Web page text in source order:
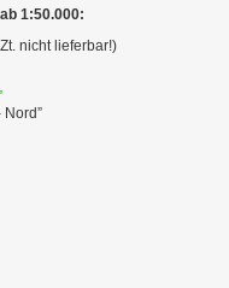
1:50.000:
nicht lieferbar!)
Nord”